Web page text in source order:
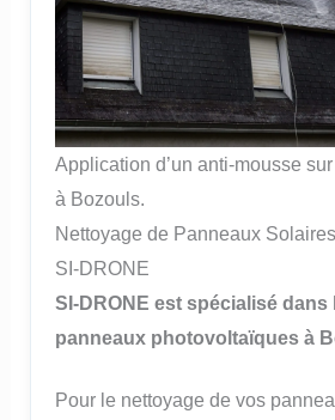
Application d’un anti-mousse
à Bozouls.
Nettoyage de Panneaux
SI-DRONE
SI-DRONE est spécialisé dans
panneaux photovoltaïques à
Pour le nettoyage de vos